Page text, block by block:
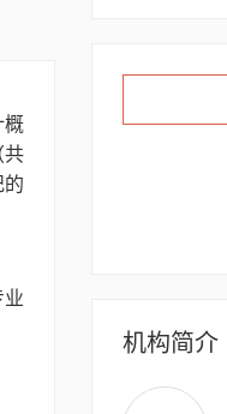
概
共
业
机构简介